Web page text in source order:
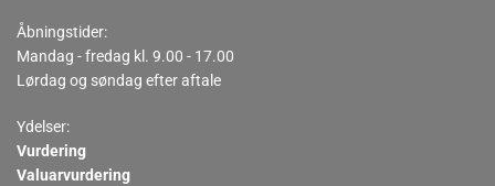
Åbningstider:
Mandag - fredag kl. 9.00 - 17.00
Lørdag og søndag efter aftale
Ydelser:
Vurdering
Valuarvurdering